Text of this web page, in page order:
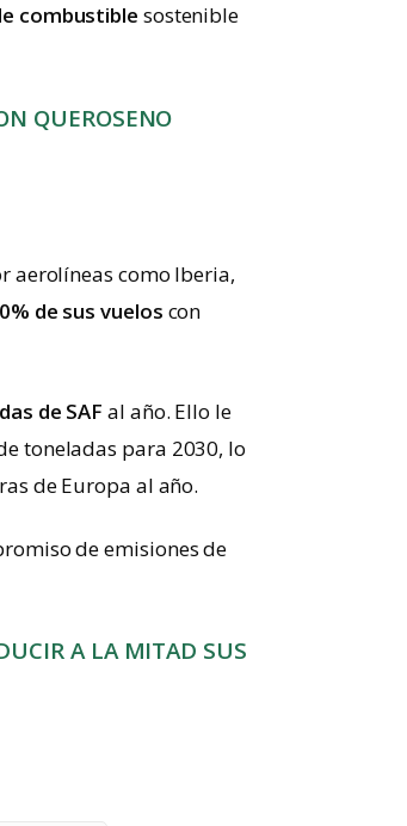
combustible sostenible
QUEROSENO
aerolíneas como Iberia,
de sus vuelos con
de SAF al año. Ello le
toneladas para 2030, lo
de Europa al año.
de emisiones de
A LA MITAD SUS